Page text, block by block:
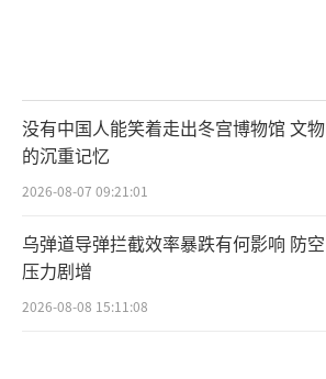
没有中国人能笑着走出冬宫博物馆 文物
的沉重记忆
2026-08-07 09:21:01
乌弹道导弹拦截效率暴跌有何影响 防空
压力剧增
2026-08-08 15:11:08